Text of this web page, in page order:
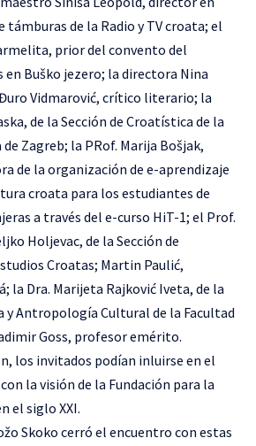
támburas de la Radio y TV croata; el
prior del convento del
en Buško jezero; la directora Nina
Vidmarović, crítico literario; la
de la Sección de Croatística de la
Zagreb; la PRof. Marija Bošjak,
de la organización de e-aprendizaje
croata para los estudiantes de
a través del e-curso HiT-1; el Prof.
Holjevac, de la Sección de
Croatas; Martin Paulić,
la Dra. Marijeta Rajković Iveta, de la
y Antropología Cultural de la Facultad
Goss, profesor emérito.
los invitados podían inluirse en el
la visión de la Fundación para la
el siglo XXI.
Skoko cerró el encuentro con estas